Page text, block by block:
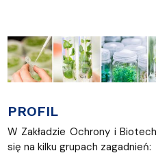
PROFIL
W Zakładzie Ochrony i
się na kilku grupach zagadnień: